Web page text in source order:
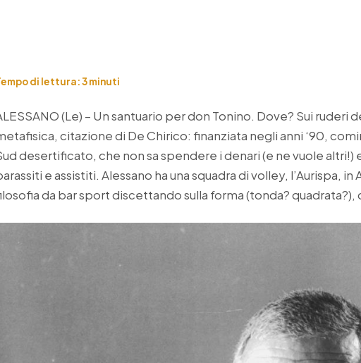
di lettura:3minuti
(Le) – Un santuario per don Tonino. Dove? Sui
citazione di De Chirico: finanziata negli anni ‘90,
desertificato, che non sa spendere i denari (e ne vuole
e assistiti. Alessano ha una squadra di volley, l’Aurispa,
da bar sport discettando sulla forma (tonda?